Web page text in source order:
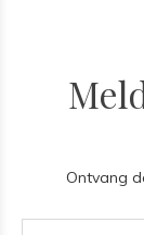
Ontvang